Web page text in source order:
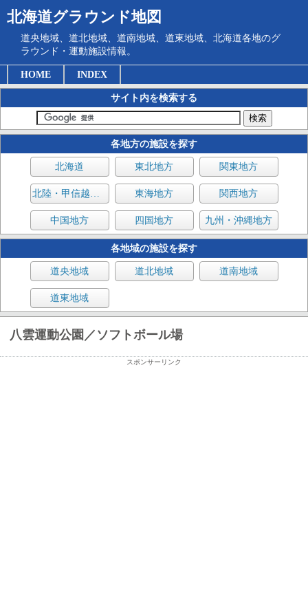
北海道グラウンド地図
道央地域、道北地域、道南地域、道東地域、北海道各地のグ
ラウンド・運動施設情報。
HOME INDEX
サイト内を検索する
各地方の施設を探す
北海道 東北地方 関東地方
北陸・甲信越地方 東海地方 関西地方
中国地方 四国地方 九州・沖縄地方
各地域の施設を探す
道央地域 道北地域 道南地域
道東地域
八雲運動公園／ソフトボール場
スポンサーリンク